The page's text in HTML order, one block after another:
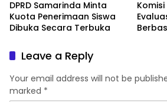
DPRD Samarinda Minta
Kuota Penerimaan Siswa
Dibuka Secara Terbuka
Komisi
Leave a Reply
Your email address will not be
marked *